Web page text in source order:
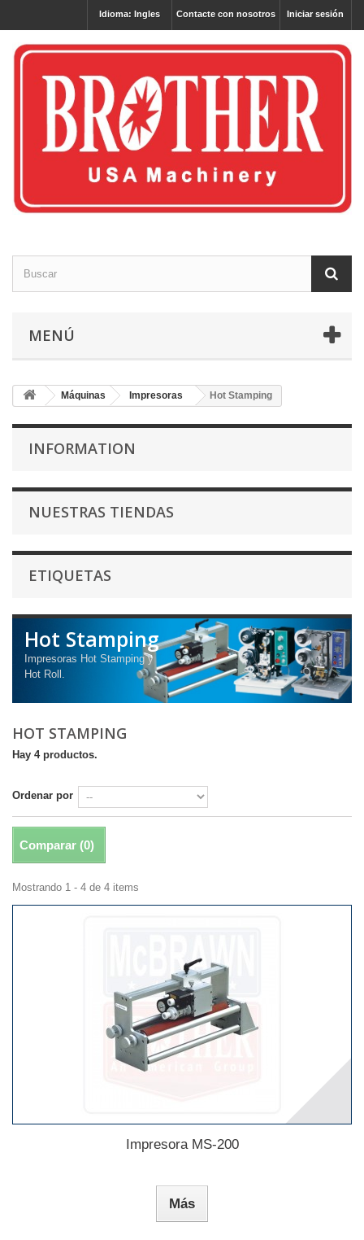
Iniciar sesión
Contacte con nosotros
Idioma: Ingles
MENÚ
Máquinas Impresoras Hot Stamping
INFORMATION
NUESTRAS TIENDAS
ETIQUETAS
Hot Stamping
Impresoras Hot Stamping y
Hot Roll.
HOT STAMPING
Hay 4 productos.
Ordenar por
Comparar (0)
Mostrando 1 - 4 de 4 items
Impresora MS-200
Más